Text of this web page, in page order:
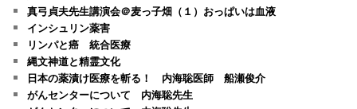
真弓貞夫先生講演会＠麦っ子畑（１）おっぱいは血液
インシュリン薬害
リンパと癌 統合医療
縄文神道と精霊文化
日本の薬漬け医療を斬る！ 内海聡医師 船瀬俊介
がんセンターについて 内海聡先生